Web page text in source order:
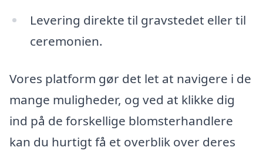
Levering direkte til gravstedet eller til
ceremonien.
Vores platform gør det let at navigere i de
mange muligheder, og ved at klikke dig
ind på de forskellige blomsterhandlere
kan du hurtigt få et overblik over deres